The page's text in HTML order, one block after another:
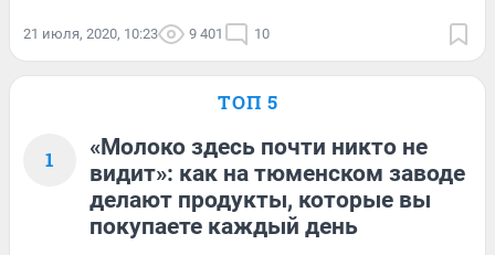
21 июля, 2020, 10:23 9 401 10
ТОП 5
1
«Молоко здесь почти никто не
видит»: как на тюменском заводе
делают продукты, которые вы
покупаете каждый день